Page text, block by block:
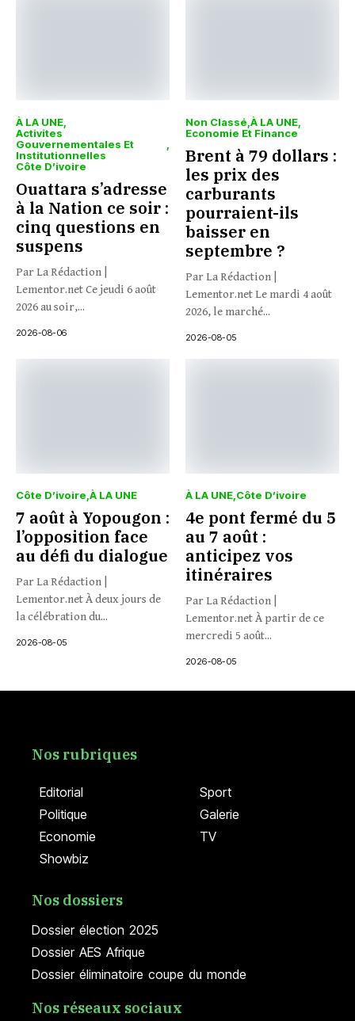
À LA UNE
Activites
Gouvernementales Et
Institutionnelles
Côte D’ivoire
Ouattara s’adresse
à la Nation ce soir :
cinq questions en
suspens
Par La Rédaction |
Lementor.net Ce jeudi 6 août
2026 au soir,...
2026-08-06
Non Classé À LA UNE
Economie Et Finance
Brent à 79 dollars :
les prix des
carburants
pourraient-ils
baisser en
septembre ?
Par La Rédaction |
Lementor.net Le mardi 4 août
2026, le marché...
2026-08-05
Côte D’ivoire À LA UNE
7 août à Yopougon :
l’opposition face
au défi du dialogue
Par La Rédaction |
Lementor.net À deux jours de
la célébration du...
2026-08-05
À LA UNE Côte D’ivoire
4e pont fermé du 5
au 7 août :
anticipez vos
itinéraires
Par La Rédaction |
Lementor.net À partir de ce
mercredi 5 août...
2026-08-05
Editorial
Politique
Economie
Showbiz
Sport
Galerie
TV
Nos rubriques
Dossier élection 2025
Dossier AES Afrique
Dossier éliminatoire coupe du monde
Nos dossiers
Nos réseaux sociaux